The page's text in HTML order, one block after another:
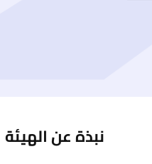
نبذة عن الهيئة